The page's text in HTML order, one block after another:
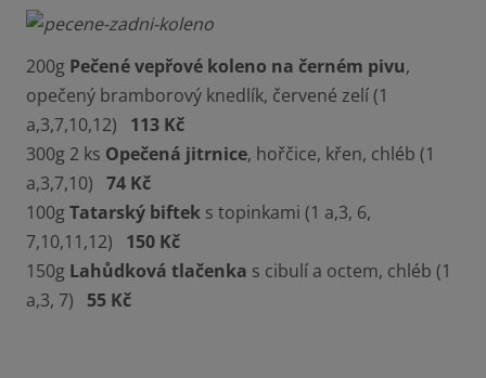
200g Pečené vepřové koleno na černém pivu,
opečený bramborový knedlík, červené zelí (1
a,3,7,10,12) 113 Kč
300g 2 ks Opečená jitrnice, hořčice, křen, chléb (1
a,3,7,10) 74 Kč
100gTatarský biftek s topinkami (1 a,3, 6,
7,10,11,12) 150 Kč
150g Lahůdková tlačenka s cibulí a octem, chléb (1
a,3, 7) 55 Kč